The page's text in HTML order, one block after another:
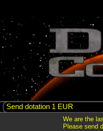
Send dotation 1 EUR
We are the
Please send